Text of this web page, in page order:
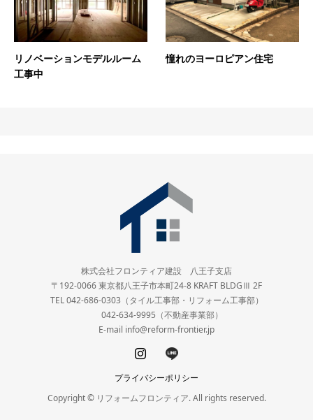
リノベーションモデルルーム
工事中
憧れのヨーロピアン住宅
株式会社フロンティア建設 八王子支店
〒192-0066 東京都八王子市本町24-8 KRAFT BLDGⅢ 2F
TEL 042-686-0303（タイル工事部・リフォーム工事部）
042-634-9995（不動産事業部）
E-mail info@reform-frontier.jp
プライバシーポリシー
Copyright © リフォームフロンティア. All rights reserved.